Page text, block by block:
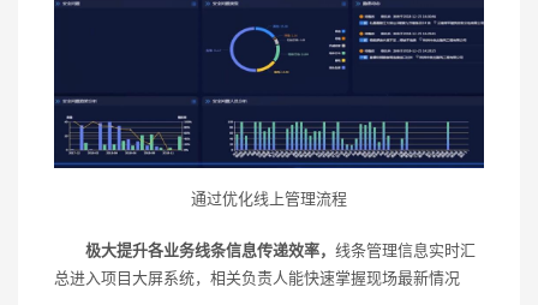
通过优化线上管理流程
极大提升各业务线条信息传递效率， 线条管理信息实时汇
总进入项目大屏系统，相关负责人能快速掌握现场最新情况